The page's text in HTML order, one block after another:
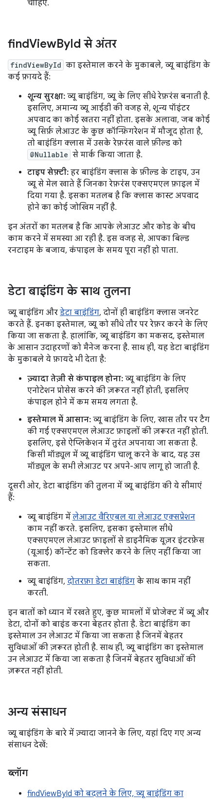
चाहिए.
findViewById से अंतर
findViewById का इस्तेमाल करने के मुकाबले, व्यू बाइंडिंग के
कई फ़ायदे हैं:
शून्य सुरक्षा: व्यू बाइंडिंग, व्यू के लिए सीधे रेफ़रंस बनाती है.
इसलिए, अमान्य व्यू आईडी की वजह से, शून्य पॉइंटर
अपवाद का कोई खतरा नहीं होता. इसके अलावा, जब कोई
व्यू सिर्फ़ लेआउट के कुछ कॉन्फ़िगरेशन में मौजूद होता है,
तो बाइंडिंग क्लास में उसके रेफ़रंस वाले फ़ील्ड को
@Nullable से मार्क किया जाता है.
टाइप सेफ़्टी: हर बाइंडिंग क्लास के फ़ील्ड के टाइप, उन
व्यू से मेल खाते हैं जिनका रेफ़रंस एक्सएमएल फ़ाइल में
दिया गया है. इसका मतलब है कि क्लास कास्ट अपवाद
होने का कोई जोखिम नहीं है.
इन अंतरों का मतलब है कि आपके लेआउट और कोड के बीच
काम करने में समस्या आ रही है. इस वजह से, आपका बिल्ड
रनटाइम के बजाय, कंपाइल के समय पूरा नहीं हो पाता.
डेटा बाइंडिंग के साथ तुलना
व्यू बाइंडिंग और डेटा बाइंडिंग, दोनों ही बाइंडिंग क्लास जनरेट
करते हैं. इनका इस्तेमाल, व्यू को सीधे तौर पर रेफ़र करने के लिए
किया जा सकता है. हालांकि, व्यू बाइंडिंग का मकसद, इस्तेमाल
के आसान उदाहरणों को मैनेज करना है. साथ ही, यह डेटा बाइंडिंग
के मुकाबले ये फ़ायदे भी देता है:
ज़्यादा तेज़ी से कंपाइल होना: व्यू बाइंडिंग के लिए
एनोटेशन प्रोसेस करने की ज़रूरत नहीं होती, इसलिए
कंपाइल होने में कम समय लगता है.
इस्तेमाल में आसान: व्यू बाइंडिंग के लिए, खास तौर पर टैग
की गई एक्सएमएल लेआउट फ़ाइलों की ज़रूरत नहीं होती.
इसलिए, इसे ऐप्लिकेशन में तुरंत अपनाया जा सकता है.
किसी मॉड्यूल में व्यू बाइंडिंग चालू करने के बाद, यह उस
मॉड्यूल के सभी लेआउट पर अपने-आप लागू हो जाती है.
दूसरी ओर, डेटा बाइंडिंग की तुलना में व्यू बाइंडिंग की ये सीमाएं
हैं:
व्यू बाइंडिंग में लेआउट वैरिएबल या लेआउट एक्सप्रेशन
काम नहीं करते. इसलिए, इसका इस्तेमाल सीधे
एक्सएमएल लेआउट फ़ाइलों से डाइनैमिक यूज़र इंटरफ़ेस
(यूआई) कॉन्टेंट को डिक्लेर करने के लिए नहीं किया जा
सकता.
व्यू बाइंडिंग, दोतरफ़ा डेटा बाइंडिंग के साथ काम नहीं
करती.
इन बातों को ध्यान में रखते हुए, कुछ मामलों में प्रोजेक्ट में व्यू और
डेटा, दोनों को बाइंड करना बेहतर होता है. डेटा बाइंडिंग का
इस्तेमाल उन लेआउट में किया जा सकता है जिनमें बेहतर
सुविधाओं की ज़रूरत होती है. साथ ही, व्यू बाइंडिंग का इस्तेमाल
उन लेआउट में किया जा सकता है जिनमें बेहतर सुविधाओं की
ज़रूरत नहीं होती.
अन्य संसाधन
व्यू बाइंडिंग के बारे में ज़्यादा जानने के लिए, यहां दिए गए अन्य
संसाधन देखें:
ब्लॉग
findViewById को बदलने के लिए, व्यू बाइंडिंग का